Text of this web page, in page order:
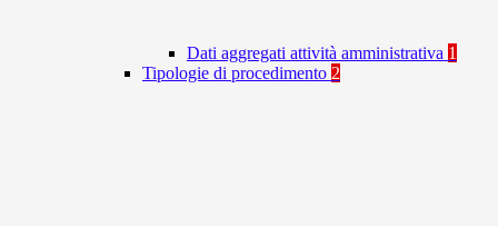
Dati aggregati attività amministrativa 1
Tipologie di procedimento 2